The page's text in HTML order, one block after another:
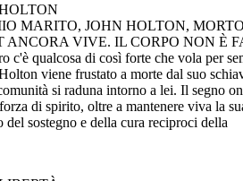
MARITO, JOHN HOLTON,
ANCORA VIVE. IL CORPO NON È
c'è qualcosa di così forte che vola per
viene frustato a morte dal suo
si raduna intorno a lei. Il segno
di spirito, oltre a mantenere viva la
sostegno e della cura reciproci della